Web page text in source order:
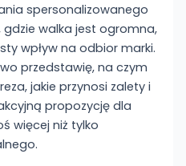
spersonalizowanego
gdzie walka jest ogromna,
wpływ na odbior marki.
przedstawię, na czym
jakie przynosi zalety i
propozycję dla
więcej niż tylko